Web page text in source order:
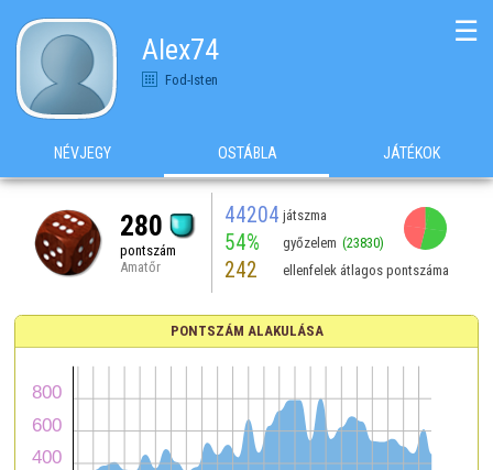
Alex74
Fod-Isten
☰
NÉVJEGY OSTÁBLA JÁTÉKOK
280
pontszám
Amatőr
44204 játszma
54% győzelem (23830)
242 ellenfelek átlagos pontszáma
PONTSZÁM ALAKULÁSA